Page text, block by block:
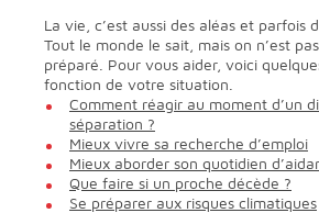
La vie, c’est aussi des aléas et parfois
Tout le monde le sait, mais on n’est
préparé. Pour vous aider, voici
fonction de votre situation.
Comment réagir au moment d’un
séparation ?
Mieux vivre sa recherche d’emploi
Mieux aborder son quotidien
Que faire si un proche décède ?
Se préparer aux risques climatiques